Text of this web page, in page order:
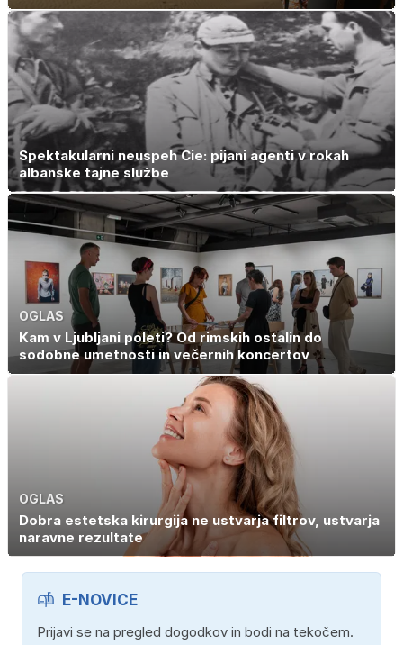
Spektakularni neuspeh Cie: pijani agenti v rokah
albanske tajne službe
OGLAS
Kam v Ljubljani poleti? Od rimskih ostalin do
sodobne umetnosti in večernih koncertov
OGLAS
Dobra estetska kirurgija ne ustvarja filtrov, ustvarja
naravne rezultate
E-NOVICE
Prijavi se na pregled dogodkov in bodi na tekočem.